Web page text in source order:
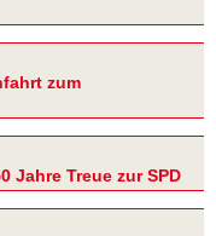
zum
Jahre Treue zur SPD